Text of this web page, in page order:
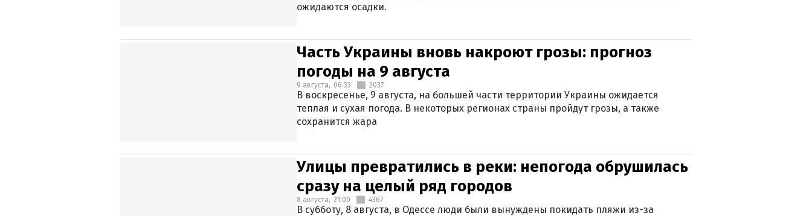
ожидаются осадки.
Часть Украины вновь накроют грозы: прогноз
погоды на 9 августа
9 августа, 06:33 2037
В воскресенье, 9 августа, на большей части территории Украины ожидается
теплая и сухая погода. В некоторых регионах страны пройдут грозы, а также
сохранится жара
Улицы превратились в реки: непогода обрушилась
сразу на целый ряд городов
8 августа, 21:00 4367
В субботу, 8 августа, в Одессе люди были вынуждены покидать пляжи из-за